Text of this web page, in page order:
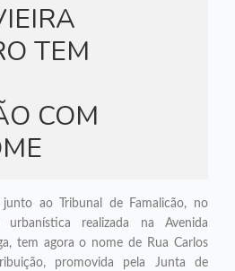
TEM
COM
ao Tribunal de Famalicão, no
realizada na Avenida
tem agora o nome de Rua Carlos
promovida pela Junta de